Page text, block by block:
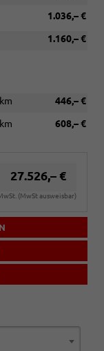
1.036,– €
1.160,– €
446,– €
608,– €
27.526,– €
(MwSt ausweisbar)